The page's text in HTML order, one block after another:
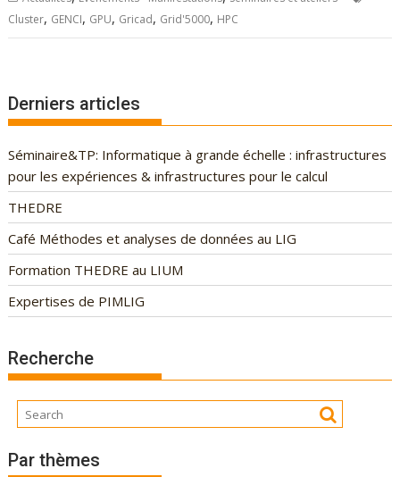
Cluster, GENCI, GPU, Gricad, Grid'5000, HPC
Derniers articles
Séminaire&TP: Informatique à grande échelle : infrastructures
pour les expériences & infrastructures pour le calcul
THEDRE
Café Méthodes et analyses de données au LIG
Formation THEDRE au LIUM
Expertises de PIMLIG
Recherche
Par thèmes